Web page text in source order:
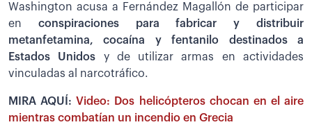
Washington acusa a Fernández Magallón de participar
en conspiraciones para fabricar y distribuir
metanfetamina, cocaína y fentanilo destinados a
Estados Unidos y de utilizar armas en actividades
vinculadas al narcotráfico.
MIRA AQUÍ:Video: Dos helicópteros chocan en el aire
mientras combatían un incendio en Grecia